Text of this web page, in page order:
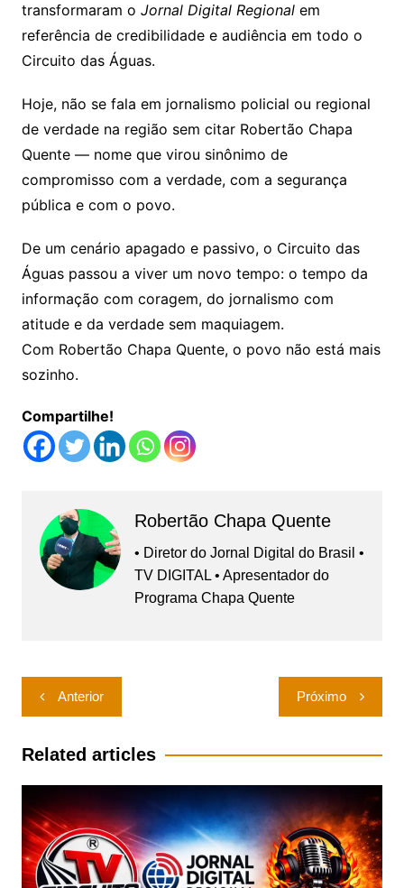
transformaram o Jornal Digital Regionalem
referência de credibilidade e audiência em todo o
Circuito das Águas.
Hoje, não se fala em jornalismo policial ou regional
de verdade na região sem citar Robertão Chapa
Quente — nome que virou sinônimo de
compromisso com a verdade, com a segurança
pública e com o povo.
De um cenário apagado e passivo, o Circuito das
Águas passou a viver um novo tempo: o tempo da
informação com coragem, do jornalismo com
atitude e da verdade sem maquiagem.
Com Robertão Chapa Quente, o povo não está mais
sozinho.
Compartilhe!
Robertão Chapa Quente
• Diretor do Jornal Digital do Brasil •
TV DIGITAL • Apresentador do
Programa Chapa Quente
Navegação
de
Post
Anterior Próximo
Related articles